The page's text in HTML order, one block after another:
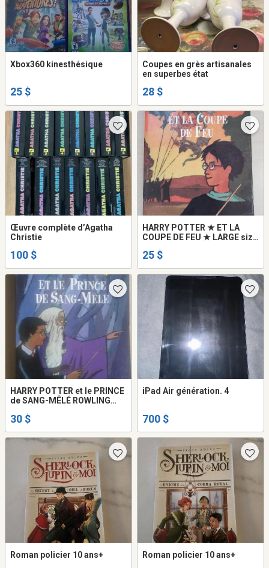
Xbox360 kinesthésique
25 $
Coupes en grès artisanales
en superbes état
28 $
Œuvre complète d’Agatha
Christie
100 $
HARRY POTTER ★ ET LA
COUPE DE FEU ★ LARGE size
FORMAT LARGE
25 $
HARRY POTTER et le PRINCE
de SANG-MÊLÉ ROWLING
de POTTER +
30 $
iPad Air génération. 4
700 $
Roman policier 10 ans+ Roman policier 10 ans+